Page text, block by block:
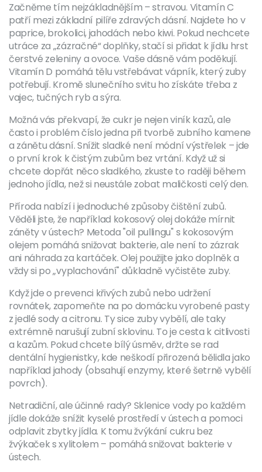
Začněme tím nejzákladnějším – stravou. Vitamín C
patří mezi základní pilíře zdravých dásní. Najdete ho v
paprice, brokolici, jahodách nebo kiwi. Pokud nechcete
utráce za „zázračné“ doplňky, stačí si přidat k jídlu hrst
čerstvé zeleniny a ovoce. Vaše dásně vám poděkují.
Vitamín D pomáhá tělu vstřebávat vápník, který zuby
potřebují. Kromě slunečního svitu ho získáte třeba z
vajec, tučných ryb a sýra.
Možná vás překvapí, že cukr je nejen viník kazů, ale
často i problém číslo jedna při tvorbě zubního kamene
a zánětu dásní. Snížit sladké není módní výstřelek – jde
o první krok k čistým zubům bez vrtání. Když už si
chcete dopřát něco sladkého, zkuste to raději během
jednoho jídla, než si neustále zobat maličkosti celý den.
Příroda nabízí i jednoduché způsoby čištění zubů.
Věděli jste, že například kokosový olej dokáže mírnit
záněty v ústech? Metoda "oil pullingu" s kokosovým
olejem pomáhá snižovat bakterie, ale není to zázrak
ani náhrada za kartáček. Olej použijte jako doplněk a
vždy si po „vyplachování" důkladně vyčistěte zuby.
Když jde o prevenci křivých zubů nebo udržení
rovnátek, zapomeňte na po domácku vyrobené pasty
z jedlé sody a citronu. Ty sice zuby vybělí, ale taky
extrémně narušují zubní sklovinu. To je cesta k citlivosti
a kazům. Pokud chcete bílý úsměv, držte se rad
dentální hygienistky, kde neškodí přirozená bělidla jako
například jahody (obsahují enzymy, které šetrně vybělí
povrch).
Netradiční, ale účinné rady? Sklenice vody po každém
jídle dokáže snížit kyselé prostředí v ústech a pomoci
odplavit zbytky jídla. K tomu žvýkání cukru bez
žvýkaček s xylitolem – pomáhá snižovat bakterie v
ústech.